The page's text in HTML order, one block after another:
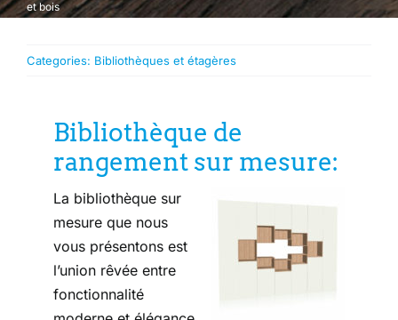
et bois
Categories: Bibliothèques et étagères
Bibliothèque de
rangement sur mesure:
La bibliothèque sur
mesure que nous
vous présentons est
l’union rêvée entre
fonctionnalité